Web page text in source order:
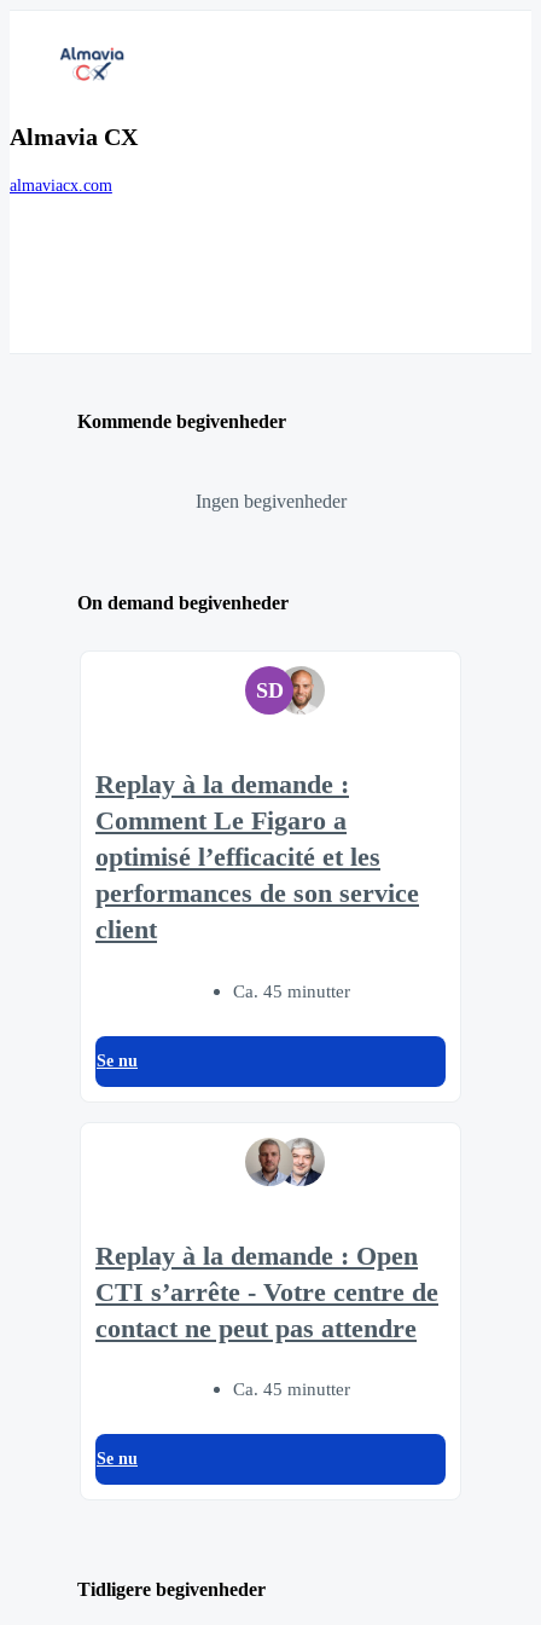
Almavia CX
almaviacx.com
Kommende begivenheder
Ingen begivenheder
On demand begivenheder
SD
Replay à la demande :
Comment Le Figaro a
optimisé l’efficacité et les
performances de son service
client
Ca. 45 minutter
Se nu
Replay à la demande : Open
CTI s’arrête - Votre centre de
contact ne peut pas attendre
Ca. 45 minutter
Se nu
Tidligere begivenheder